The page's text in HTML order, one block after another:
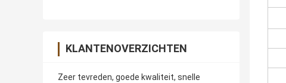
KLANTENOVERZICHTEN
Zeer tevreden, goede kwaliteit, snelle